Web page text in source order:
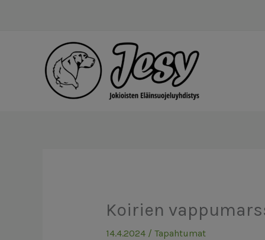
Koirien
14.4.2024 / Tapahtumat